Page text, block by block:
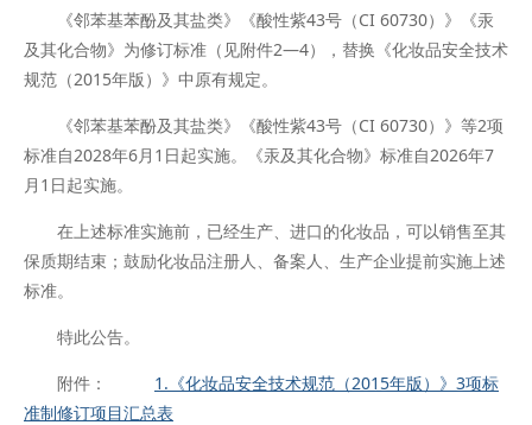
《邻苯基苯酚及其盐类》《酸性紫43号（CI 60730）》《汞
及其化合物》为修订标准（见附件2—4），替换《化妆品安全技术
规范（2015年版）》中原有规定。
《邻苯基苯酚及其盐类》《酸性紫43号（CI 60730）》等2项
标准自2028年6月1日起实施。《汞及其化合物》标准自2026年7
月1日起实施。
在上述标准实施前，已经生产、进口的化妆品，可以销售至其
保质期结束；鼓励化妆品注册人、备案人、生产企业提前实施上述
标准。
特此公告。
附件：
1.《化妆品安全技术规范（2015年版）》3项标
准制修订项目汇总表